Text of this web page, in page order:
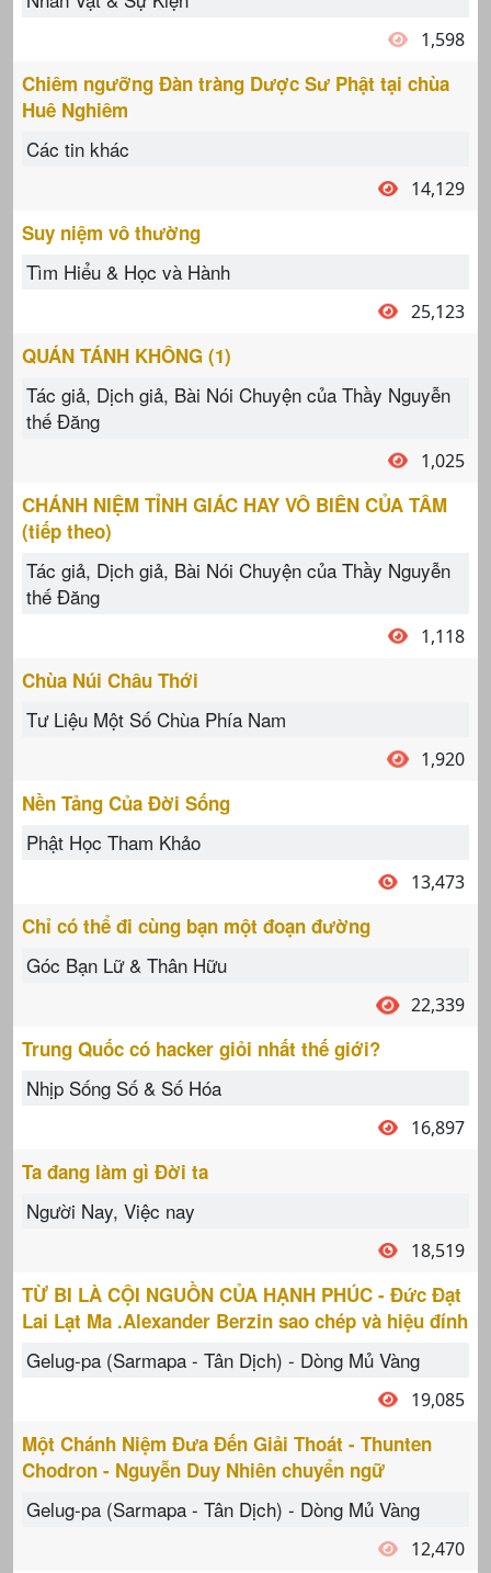
1,598
Chiêm ngưỡng Đàn tràng Dược Sư Phật tại chùa
Huê Nghiêm
Các tin khác
14,129
Suy niệm vô thường
Tìm Hiểu & Học và Hành
25,123
QUÁN TÁNH KHÔNG (1)
Tác giả, Dịch giả, Bài Nói Chuyện của Thầy Nguyễn
thế Đăng
1,025
CHÁNH NIỆM TỈNH GIÁC HAY VÔ BIÊN CỦA TÂM
(tiếp theo)
Tác giả, Dịch giả, Bài Nói Chuyện của Thầy Nguyễn
thế Đăng
1,118
Chùa Núi Châu Thới
Tư Liệu Một Số Chùa Phía Nam
1,920
Nền Tảng Của Đời Sống
Phật Học Tham Khảo
13,473
Chỉ có thể đi cùng bạn một đoạn đường
Góc Bạn Lữ & Thân Hữu
22,339
Trung Quốc có hacker giỏi nhất thế giới?
Nhịp Sống Số & Số Hóa
16,897
Ta đang làm gì Đời ta
Người Nay, Việc nay
18,519
TỪ BI LÀ CỘI NGUỒN CỦA HẠNH PHÚC - Đức Đạt
Lai Lạt Ma .Alexander Berzin sao chép và hiệu đính
Gelug-pa (Sarmapa - Tân Dịch) - Dòng Mủ Vàng
19,085
Một Chánh Niệm Đưa Đến Giải Thoát - Thunten
Chodron - Nguyễn Duy Nhiên chuyển ngữ
Gelug-pa (Sarmapa - Tân Dịch) - Dòng Mủ Vàng
12,470